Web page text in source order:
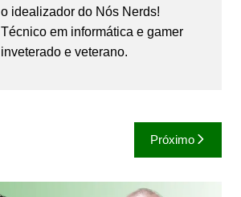
o idealizador do Nós Nerds!
Técnico em informática e gamer
inveterado e veterano.
Próximo